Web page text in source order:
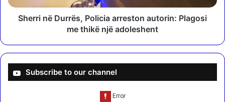
a
i
e
D
P
Sherri në Durrës, Policia arreston autorin: Plagosi
me thikë një adoleshent
Subscribe to our channel